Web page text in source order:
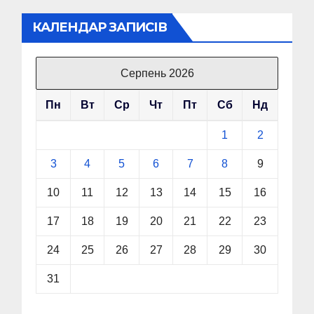
КАЛЕНДАР ЗАПИСІВ
Серпень 2026
Пн Вт Ср Чт Пт Сб Нд
1 2
3 4 5 6 7 8 9
10 11 12 13 14 15 16
17 18 19 20 21 22 23
24 25 26 27 28 29 30
31